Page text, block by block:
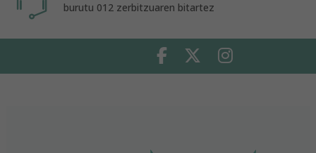
burutu 012 zerbitzuaren bitartez
Facebook Twitter Instagram